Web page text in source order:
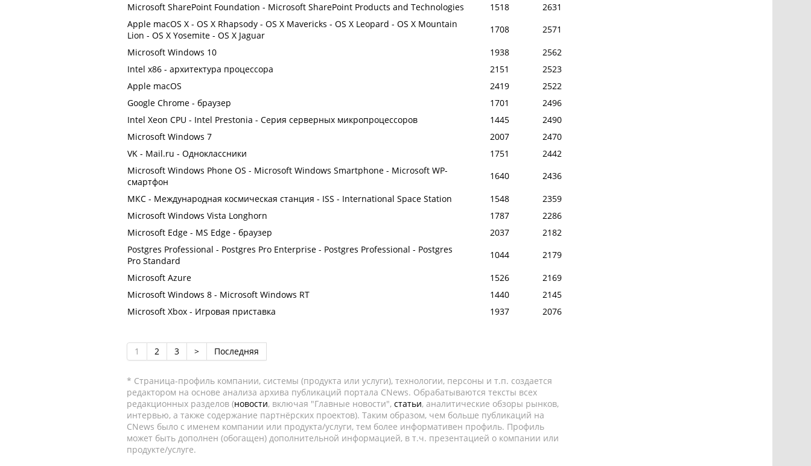
Microsoft SharePoint Foundation - Microsoft SharePoint Products and Technologies
1518
2631
Apple macOS X - OS X Rhapsody - OS X Mavericks - OS X Leopard - OS X Mountain
Lion - OS X Yosemite - OS X Jaguar
1708
2571
Microsoft Windows 10
1938
2562
Intel x86 - архитектура процессора
2151
2523
Apple macOS
2419
2522
Google Chrome - браузер
1701
2496
Intel Xeon CPU - Intel Prestonia - Серия серверных микропроцессоров
1445
2490
Microsoft Windows 7
2007
2470
VK - Mail.ru - Одноклассники
1751
2442
Microsoft Windows Phone OS - Microsoft Windows Smartphone - Microsoft WP-
смартфон
1640
2436
МКС - Международная космическая станция - ISS - International Space Station
1548
2359
Microsoft Windows Vista Longhorn
1787
2286
Microsoft Edge - MS Edge - браузер
2037
2182
Postgres Professional - Postgres Pro Enterprise - Postgres Professional - Postgres
Pro Standard
1044
2179
Microsoft Azure
1526
2169
Microsoft Windows 8 - Microsoft Windows RT
1440
2145
Microsoft Xbox - Игровая приставка
1937 2076
1 2 3 > Последняя
* Страница-профиль компании, системы (продукта или услуги), технологии, персоны и т.п. создается
редактором на основе анализа архива публикаций портала CNews. Обрабатываются тексты всех
редакционных разделов (новости, включая "Главные новости", статьи, аналитические обзоры рынков,
интервью, а также содержание партнёрских проектов). Таким образом, чем больше публикаций на
CNews было с именем компании или продукта/услуги, тем более информативен профиль. Профиль
может быть дополнен (обогащен) дополнительной информацией, в т.ч. презентацией о компании или
продукте/услуге.